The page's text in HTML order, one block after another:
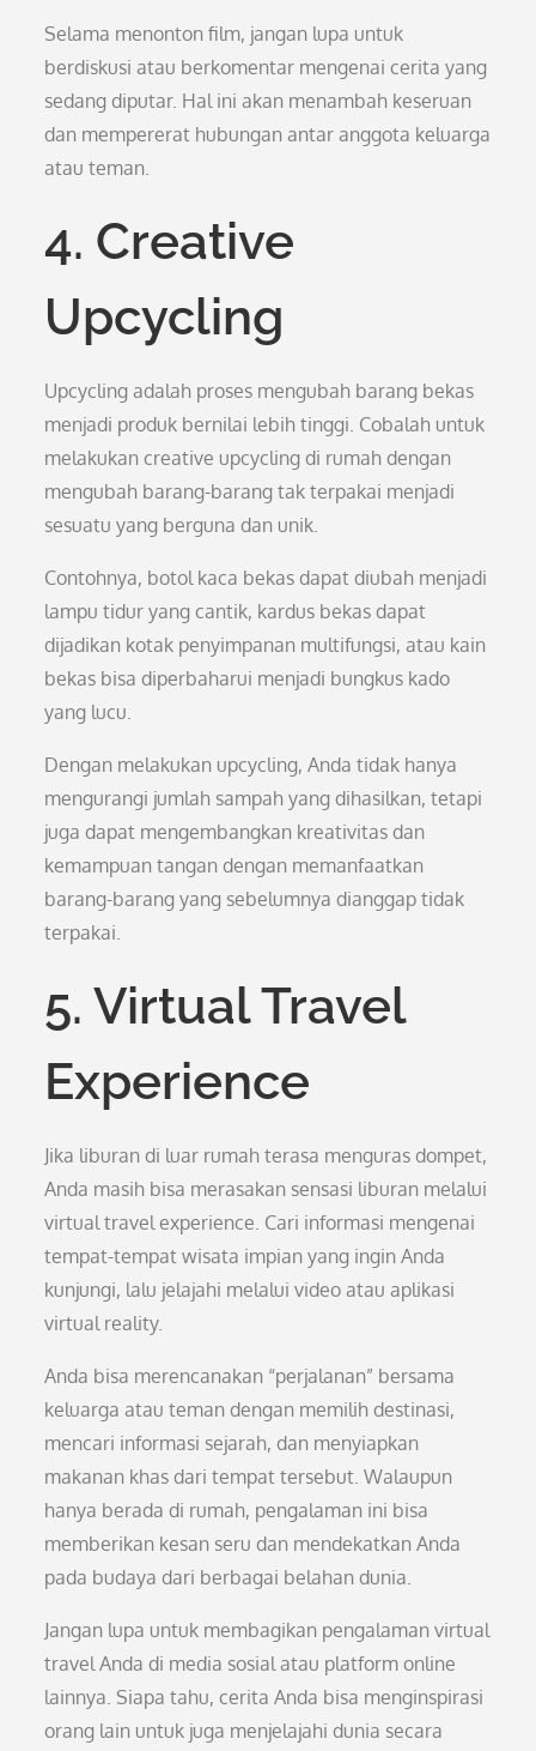
Selama menonton film, jangan lupa untuk
berdiskusi atau berkomentar mengenai cerita yang
sedang diputar. Hal ini akan menambah keseruan
dan mempererat hubungan antar anggota keluarga
atau teman.
4. Creative
Upcycling
Upcycling adalah proses mengubah barang bekas
menjadi produk bernilai lebih tinggi. Cobalah untuk
melakukan creative upcycling di rumah dengan
mengubah barang-barang tak terpakai menjadi
sesuatu yang berguna dan unik.
Contohnya, botol kaca bekas dapat diubah menjadi
lampu tidur yang cantik, kardus bekas dapat
dijadikan kotak penyimpanan multifungsi, atau kain
bekas bisa diperbaharui menjadi bungkus kado
yang lucu.
Dengan melakukan upcycling, Anda tidak hanya
mengurangi jumlah sampah yang dihasilkan, tetapi
juga dapat mengembangkan kreativitas dan
kemampuan tangan dengan memanfaatkan
barang-barang yang sebelumnya dianggap tidak
terpakai.
5. Virtual Travel
Experience
Jika liburan di luar rumah terasa menguras dompet,
Anda masih bisa merasakan sensasi liburan melalui
virtual travel experience. Cari informasi mengenai
tempat-tempat wisata impian yang ingin Anda
kunjungi, lalu jelajahi melalui video atau aplikasi
virtual reality.
Anda bisa merencanakan “perjalanan” bersama
keluarga atau teman dengan memilih destinasi,
mencari informasi sejarah, dan menyiapkan
makanan khas dari tempat tersebut. Walaupun
hanya berada di rumah, pengalaman ini bisa
memberikan kesan seru dan mendekatkan Anda
pada budaya dari berbagai belahan dunia.
Jangan lupa untuk membagikan pengalaman virtual
travel Anda di media sosial atau platform online
lainnya. Siapa tahu, cerita Anda bisa menginspirasi
orang lain untuk juga menjelajahi dunia secara